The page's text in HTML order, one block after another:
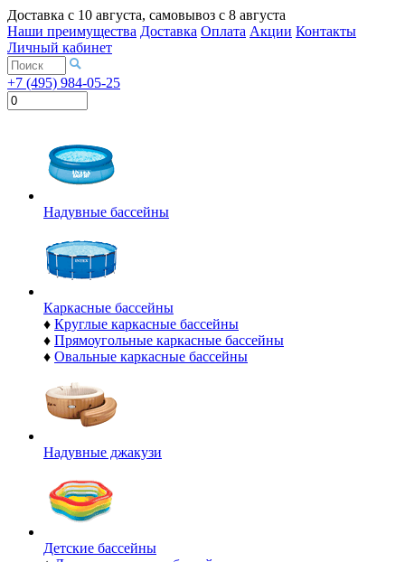
Доставка с 10 августа, самовывоз с 8 августа
Наши преимущества Доставка Оплата Акции Контакты
Личный кабинет
+7 (495) 984-05-25
Надувные бассейны
Каркасные бассейны
♦ Круглые каркасные бассейны
♦ Прямоугольные каркасные бассейны
♦ Овальные каркасные бассейны
Надувные джакузи
Детские бассейны